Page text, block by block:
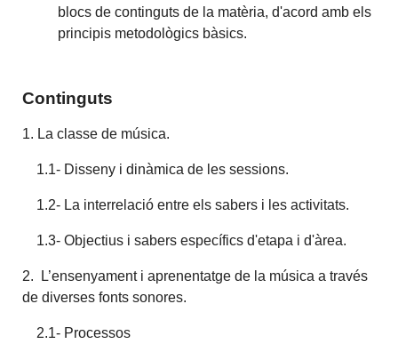
blocs de continguts de la matèria, d'acord amb els
principis metodològics bàsics.
Continguts
1. La classe de música.
1.1- Disseny i dinàmica de les sessions.
1.2- La interrelació entre els sabers i les activitats.
1.3- Objectius i sabers específics d'etapa i d'àrea.
2. L’ensenyament i aprenentatge de la música a través
de diverses fonts sonores.
2.1- Processos